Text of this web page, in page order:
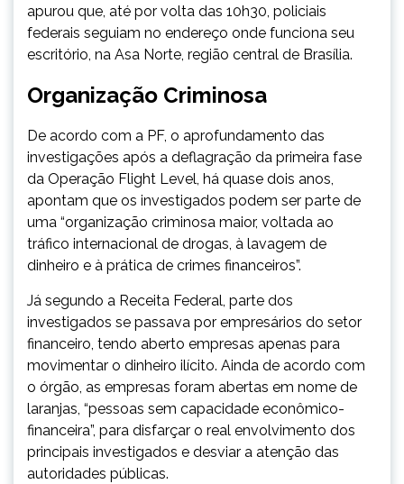
apurou que, até por volta das 10h30, policiais
federais seguiam no endereço onde funciona seu
escritório, na Asa Norte, região central de Brasília.
Organização Criminosa
De acordo com a PF, o aprofundamento das
investigações após a deflagração da primeira fase
da Operação Flight Level, há quase dois anos,
apontam que os investigados podem ser parte de
uma “organização criminosa maior, voltada ao
tráfico internacional de drogas, à lavagem de
dinheiro e à prática de crimes financeiros”.
Já segundo a Receita Federal, parte dos
investigados se passava por empresários do setor
financeiro, tendo aberto empresas apenas para
movimentar o dinheiro ilícito. Ainda de acordo com
o órgão, as empresas foram abertas em nome de
laranjas, “pessoas sem capacidade econômico-
financeira”, para disfarçar o real envolvimento dos
principais investigados e desviar a atenção das
autoridades públicas.